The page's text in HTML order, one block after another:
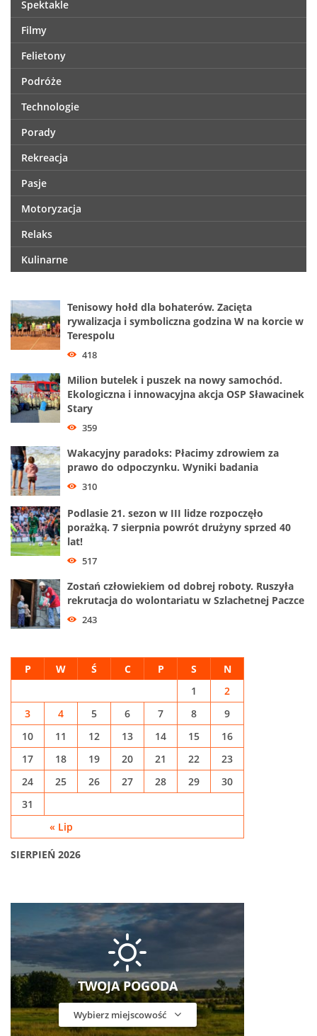
Spektakle
Filmy
Felietony
Podróże
Technologie
Porady
Rekreacja
Pasje
Motoryzacja
Relaks
Kulinarne
Tenisowy hołd dla bohaterów. Zacięta
rywalizacja i symboliczna godzina W na korcie w
Terespolu
418
Milion butelek i puszek na nowy samochód.
Ekologiczna i innowacyjna akcja OSP Sławacinek
Stary
359
Wakacyjny paradoks: Płacimy zdrowiem za
prawo do odpoczynku. Wyniki badania
310
Podlasie 21. sezon w III lidze rozpoczęło
porażką. 7 sierpnia powrót drużyny sprzed 40
lat!
517
Zostań człowiekiem od dobrej roboty. Ruszyła
rekrutacja do wolontariatu w Szlachetnej Paczce
243
SIERPIEŃ 2026
P W Ś C P S N
« Lip
1
2
3
4 5 6 7 8
9
10
11 12 13 14 15
16
17
18 19 20 21 22
23
24
25 26 27 28 29
30
31
TWOJA POGODA
Wybierz miejscowość